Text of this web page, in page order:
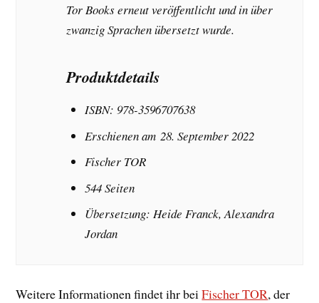
Tor Books erneut veröffentlicht und in über
zwanzig Sprachen übersetzt wurde.
Produktdetails
ISBN: 978-3596707638
Erschienen am 28. September 2022
Fischer TOR
544 Seiten
Übersetzung: Heide Franck, Alexandra
Jordan
Weitere Informationen findet ihr beiFischer TOR, der